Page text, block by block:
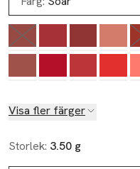
Visa fler färger
Storlek: 3.50 g